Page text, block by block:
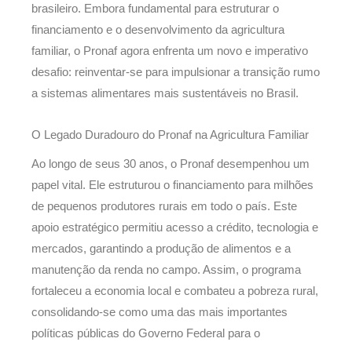
brasileiro. Embora fundamental para estruturar o
financiamento e o desenvolvimento da agricultura
familiar, o Pronaf agora enfrenta um novo e imperativo
desafio: reinventar-se para impulsionar a transição rumo
a sistemas alimentares mais sustentáveis no Brasil.
O Legado Duradouro do Pronaf na Agricultura Familiar
Ao longo de seus 30 anos, o Pronaf desempenhou um
papel vital. Ele estruturou o financiamento para milhões
de pequenos produtores rurais em todo o país. Este
apoio estratégico permitiu acesso a crédito, tecnologia e
mercados, garantindo a produção de alimentos e a
manutenção da renda no campo. Assim, o programa
fortaleceu a economia local e combateu a pobreza rural,
consolidando-se como uma das mais importantes
políticas públicas do Governo Federal para o